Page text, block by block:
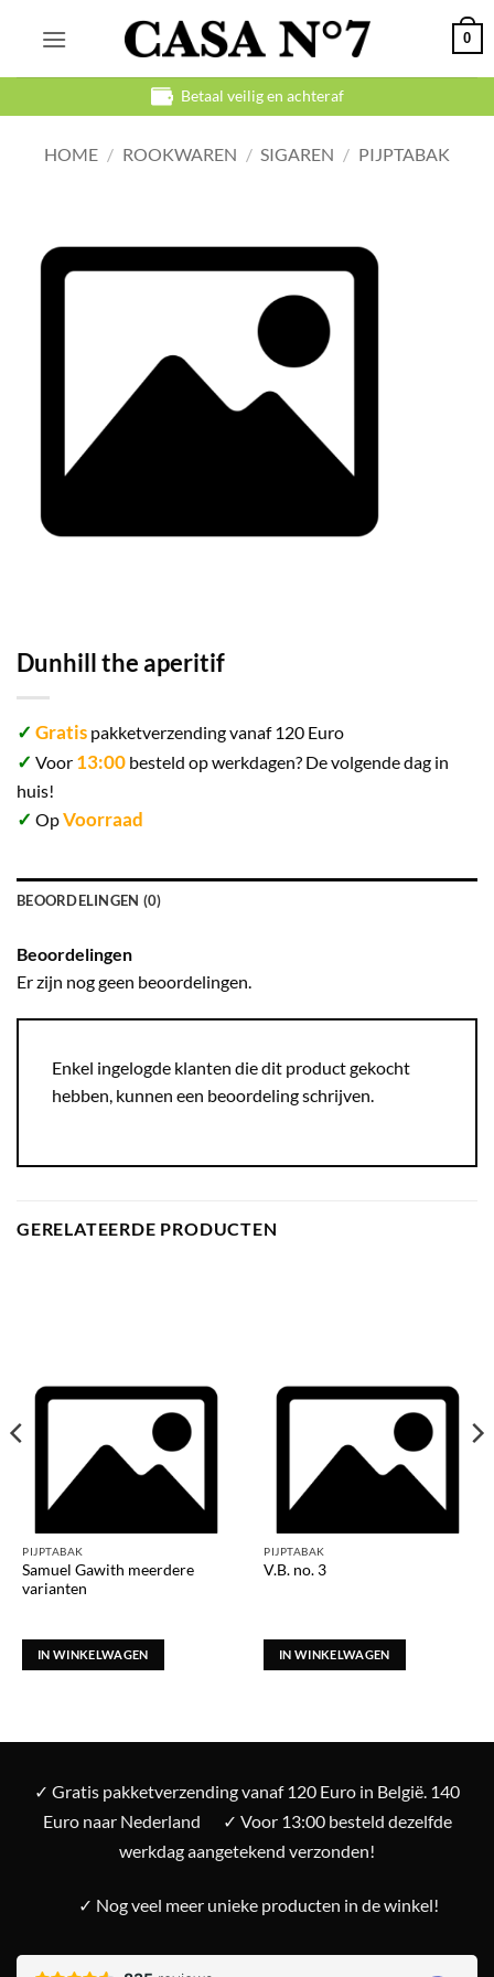
0
Betaal veilig en achteraf
HOME / ROOKWAREN / SIGAREN / PIJPTABAK
Dunhill the aperitif
✓ Gratis pakketverzending vanaf 120 Euro
✓ Voor 13:00 besteld op werkdagen? De volgende dag in
huis!
✓ OpVoorraad
BEOORDELINGEN (0)
Beoordelingen
Er zijn nog geen beoordelingen.
Enkel ingelogde klanten die dit product gekocht
hebben, kunnen een beoordeling schrijven.
GERELATEERDE PRODUCTEN
PIJPTABAK
Samuel Gawith meerdere
varianten
IN WINKELWAGEN
PIJPTABAK
V.B. no. 3
IN WINKELWAGEN
✓ Gratis pakketverzending vanaf 120 Euro in België. 140
Euro naar Nederland
✓ Voor 13:00 besteld dezelfde
werkdag aangetekend verzonden!
✓ Nog veel meer unieke producten in de winkel!